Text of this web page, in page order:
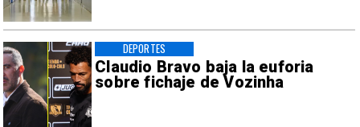
Claudio Bravo baja la euforia
sobre fichaje de Vozinha
DEPORTES